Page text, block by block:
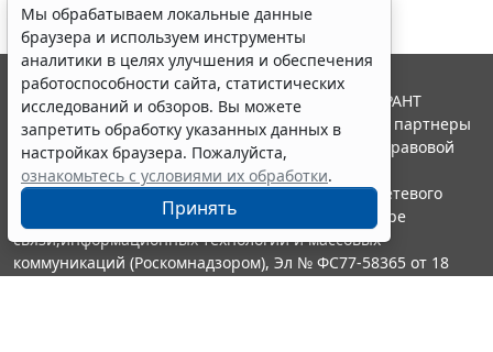
Мы обрабатываем локальные данные
браузера и используем инструменты
аналитики в целях улучшения и обеспечения
работоспособности сайта, статистических
исследований и обзоров. Вы можете
запретить обработку указанных данных в
настройках браузера. Пожалуйста,
ознакомьтесь с условиями их обработки.
Принять
© ООО "НПП "ГАРАНТ-СЕРВИС", 2026. Система ГАРАНТ
выпускается с 1990 года. Компания "Гарант" и ее партнеры
являются участниками Российской ассоциации правовой
информации ГАРАНТ.
Портал ГАРАНТ.РУ зарегистрирован в качестве сетевого
издания Федеральной службой по надзору в сфере
связи,информационных технологий и массовых
коммуникаций (Роскомнадзором), Эл № ФС77-58365 от 18